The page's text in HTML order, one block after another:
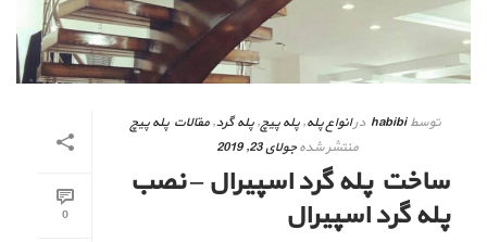
0
توسط habibi درانواع پله,پله پیچ,پله گرد,مقالات پله پیچ
منتشر شده جولای 23, 2019
ساخت پله گرد اسپیرال – نصب
پله گرد اسپیرال